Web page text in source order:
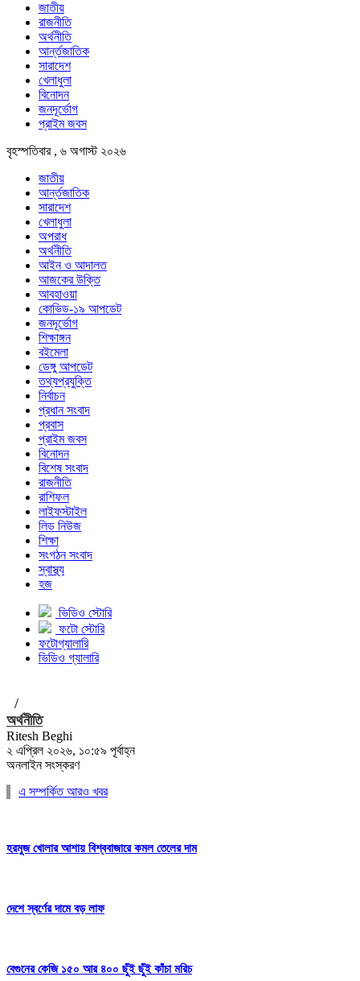
জাতীয়
রাজনীতি
অর্থনীতি
আর্ন্তজাতিক
সারাদেশ
খেলাধুলা
বিনোদন
জনদূর্ভোগ
প্রাইম জবস
বৃহস্পতিবার , ৬ অগাস্ট ২০২৬
জাতীয়
আর্ন্তজাতিক
সারাদেশ
খেলাধুলা
অপরাধ
অর্থনীতি
আইন ও আদালত
আজকের উক্তি
আবহাওয়া
কোভিড-১৯ আপডেট
জনদূর্ভোগ
শিক্ষাঙ্গন
বইমেলা
ডেঙ্গু আপডেট
তথ্যপ্রযুক্তি
নির্বাচন
প্রধান সংবাদ
প্রবাস
প্রাইম জবস
বিনোদন
বিশেষ সংবাদ
রাজনীতি
রাশিফল
লাইফস্টাইল
লিড নিউজ
শিক্ষা
সংগঠন সংবাদ
স্বাস্থ্য
হজ
ভিডিও স্টোরি
ফটো স্টোরি
ফটোগ্যালারি
ভিডিও গ্যালারি
/
অর্থনীতি
Ritesh Beghi
২ এপ্রিল ২০২৬, ১০:৫৯ পূর্বাহ্ন
অনলাইন সংস্করণ
এ সম্পর্কিত আরও খবর
হরমুজ খোলার আশায় বিশ্ববাজারে কমল তেলের দাম
দেশে স্বর্ণের দামে বড় লাফ
বেগুনের কেজি ১৫০ আর ৪০০ ছুঁই ছুঁই কাঁচা মরিচ